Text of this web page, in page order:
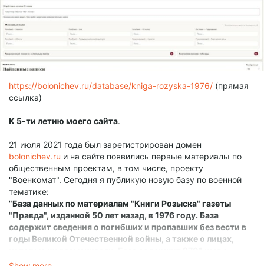
https://bolonichev.ru/database/kniga-rozyska-1976/ (прямая
ссылка)
К 5-ти летию моего сайта.
21 июля 2021 года был зарегистрирован домен
bolonichev.ru и на сайте появились первые материалы по
общественным проектам, в том числе, проекту
"Военкомат". Сегодня я публикую новую базу по военной
тематике:
"База данных по материалам "Книги Розыска" газеты
"Правда", изданной 50 лет назад, в 1976 году. База
содержит сведения о погибших и пропавших без вести в
годы Великой Отечественной войны, а также о лицах,
возможностью поиска от Фамилий и номеров полевых